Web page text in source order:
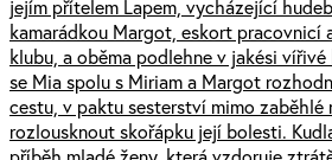
jejím přítelem Lapem, vycházející
kamarádkou Margot, eskort pracovnicí
klubu, a oběma podlehne v jakési
se Mia spolu s Miriam a Margot
cestu, v paktu sesterství mimo zaběhlé
rozlousknout skořápku její bolesti.